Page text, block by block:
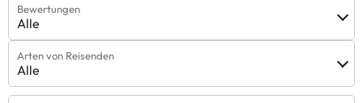
Bewertungen
Alle
Arten von Reisenden
Alle